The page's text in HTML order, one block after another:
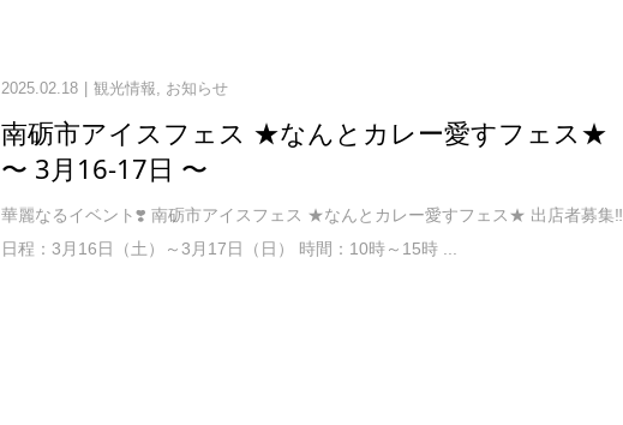
2025.02.18 観光情報 お知らせ
南砺市アイスフェス ★なんとカレー愛すフェス★
〜 3月16-17日 〜
華麗なるイベント❣️ 南砺市アイスフェス ★なんとカレー愛すフェス★ 出店者募集‼️
日程：3月16日（土）～3月17日（日） 時間：10時～15時 ...